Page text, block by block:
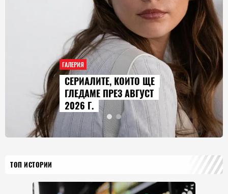
ГАЛЕРИЯ
AUDI Q9 СТАВА НАЙ-
ГОЛЕМИЯТ МОДЕЛ В
ИСТОРИЯТА НА МАРКАТА
ТОП ИСТОРИИ